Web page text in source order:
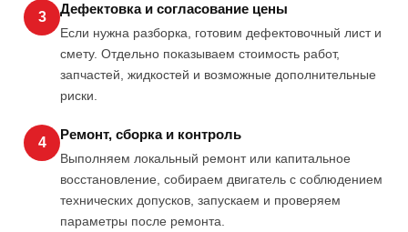
3
Дефектовка и согласование цены
Если нужна разборка, готовим дефектовочный лист и
смету. Отдельно показываем стоимость работ,
запчастей, жидкостей и возможные дополнительные
риски.
4
Ремонт, сборка и контроль
Выполняем локальный ремонт или капитальное
восстановление, собираем двигатель с соблюдением
технических допусков, запускаем и проверяем
параметры после ремонта.